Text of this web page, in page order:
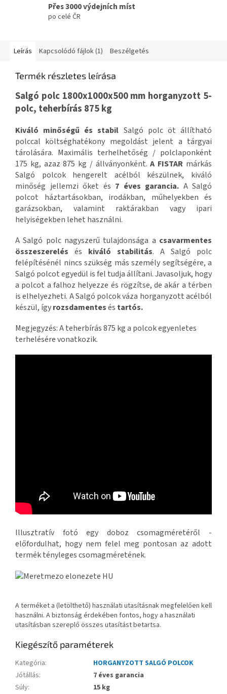
Přes 3000 výdejních míst
po celé ČR
Leírás Kapcsolódó fájlok (1) Beszélgetés
Termék részletes leírása
Salgó polc 1800x1000x500 mm horganyzott 5-
polc, teherbírás 875 kg
Kiváló minőségű és stabil Salgó polc öt állítható
polccal költséghatékony megoldást jelent a tárgyai
tárolására. Maximális terhelhetőség / polclaponként
175 kg, azaz 875 kg / állványonként.A FISTAR márkás
Salgó polcok hengerelt acélból készülnek, kiváló
minőség jellemzi őket és 7 éves garancia. A Salgó
polcot háztartásokban, irodákban, műhelyekben és
garázsokban, valamint raktárakban vagy ipari
helyiségekben lehet használni.
A Salgó polc nagyszerű tulajdonsága a csavarmentes
összeszerelés és kiváló stabilitás. A Salgó polc
felépítésénél nincs szükség más személy segítségére, a
Salgó polcot egyedül is fel tudja állítani. Javasoljuk, hogy
a polcot a falhoz helyezze és rögzítse, de akár a térben
is elhelyezheti. A Salgó polcok váza horganyzott acélból
készül, ígyrozsdamentesés tartós.
Megjegyzés: A teherbírás 875 kg a polcok egyenletes
terhelésére vonatkozik.
Illusztratív fotó egy doboz csomagméretéről -
előfordulhat, hogy nem felel meg pontosan az adott
termék tényleges csomagméretének.
A terméket a (letölthető) használati utasításnak megfelelően kell
használni. A biztonság érdekében fontos, hogy a használati
utasításban szereplő összes utasítást betartsa.
Kiegészítő paraméterek
Kategória:
HORGANYZOTT SALGÓ POLCOK
Jótállás:
7 éves garancia
Súly:
15 kg